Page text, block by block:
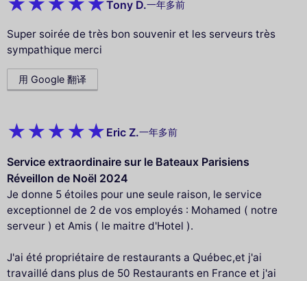
Tony D.一年多前
Super soirée de très bon souvenir et les serveurs très
sympathique merci
用 Google 翻译
Eric Z.一年多前
Service extraordinaire sur le Bateaux Parisiens
Réveillon de Noël 2024
Je donne 5 étoiles pour une seule raison, le service
exceptionnel de 2 de vos employés : Mohamed ( notre
serveur ) et Amis ( le maitre d'Hotel ).
J'ai été propriétaire de restaurants a Québec,et j'ai
travaillé dans plus de 50 Restaurants en France et j'ai